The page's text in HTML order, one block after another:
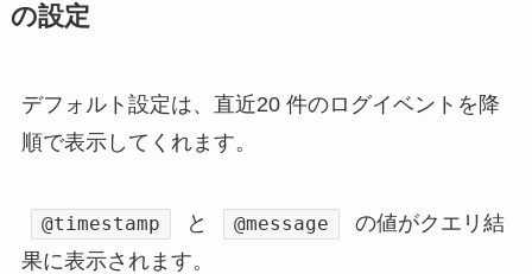
の設定
デフォルト設定は、直近20 件のログイベントを降
順で表示してくれます。
@timestamp と @message
の値がクエリ結
果に表示されます。